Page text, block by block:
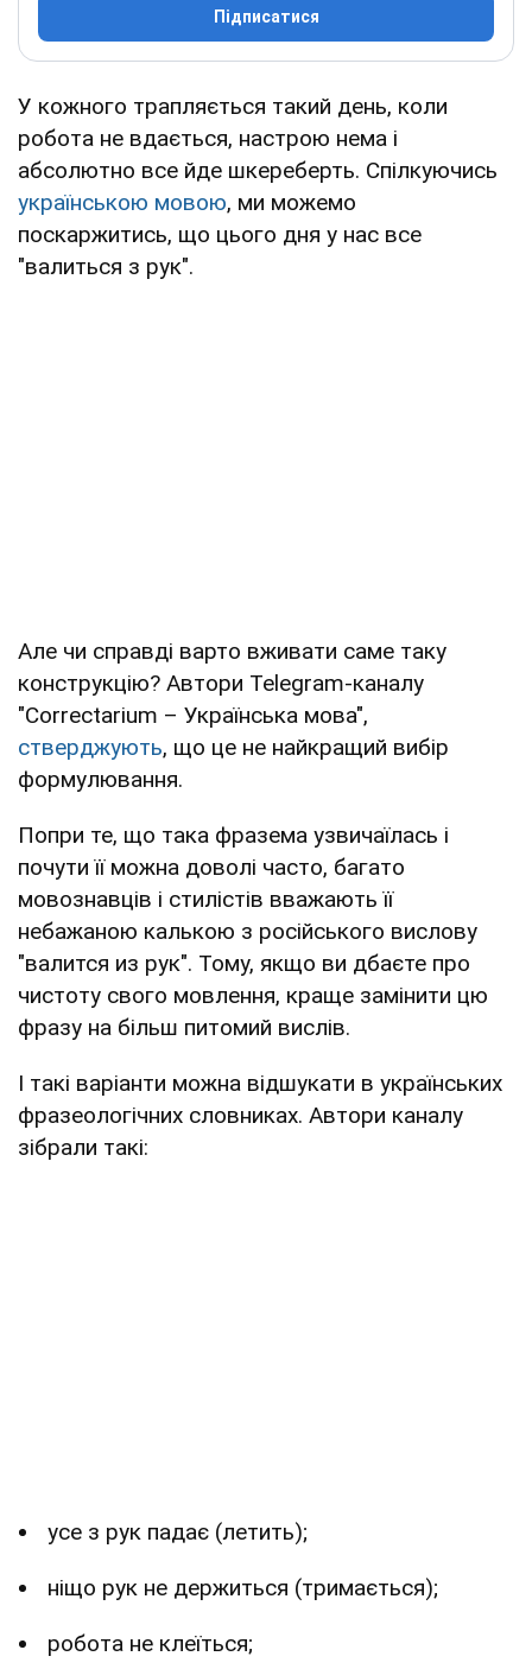
Підписатися
У кожного трапляється такий день, коли
робота не вдається, настрою нема і
абсолютно все йде шкереберть. Спілкуючись
українською мовою, ми можемо
поскаржитись, що цього дня у нас все
"валиться з рук".
Але чи справді варто вживати саме таку
конструкцію? Автори Telegram-каналу
"Correctarium – Українська мова",
стверджують, що це не найкращий вибір
формулювання.
Попри те, що така фразема узвичаїлась і
почути її можна доволі часто, багато
мовознавців і стилістів вважають її
небажаною калькою з російського вислову
"валится из рук". Тому, якщо ви дбаєте про
чистоту свого мовлення, краще замінити цю
фразу на більш питомий вислів.
І такі варіанти можна відшукати в українських
фразеологічних словниках. Автори каналу
зібрали такі:
усе з рук падає (летить);
ніщо рук не держиться (тримається);
робота не клеїться;